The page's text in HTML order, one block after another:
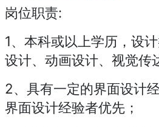
岗位职责:
1、本科或以上学历，设
设计、动画设计、视觉传
2、具有一定的界面设计
界面设计经验者优先；